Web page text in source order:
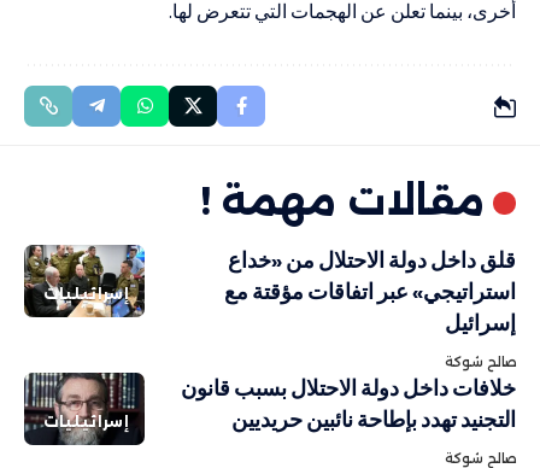
أخرى، بينما تعلن عن الهجمات التي تتعرض لها.
مقالات مهمة !
إسرائيليات
قلق داخل دولة الاحتلال من «خداع
استراتيجي» عبر اتفاقات مؤقتة مع
إسرائيل
صالح شوكة
إسرائيليات
خلافات داخل دولة الاحتلال بسبب قانون
التجنيد تهدد بإطاحة نائبين حريديين
صالح شوكة